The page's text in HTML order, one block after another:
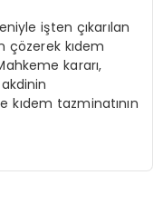
işten çıkarılan
çözerek kıdem
kararı,
kıdem tazminatının